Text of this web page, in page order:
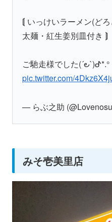
⟬ いっけいラーメン(どろ
太麺・紅生姜別皿付き ⟭
ご馳走様でした(´౿`)ᕷ*.°
pic.twitter.com/
— らぶ之助
みそ壱美里店